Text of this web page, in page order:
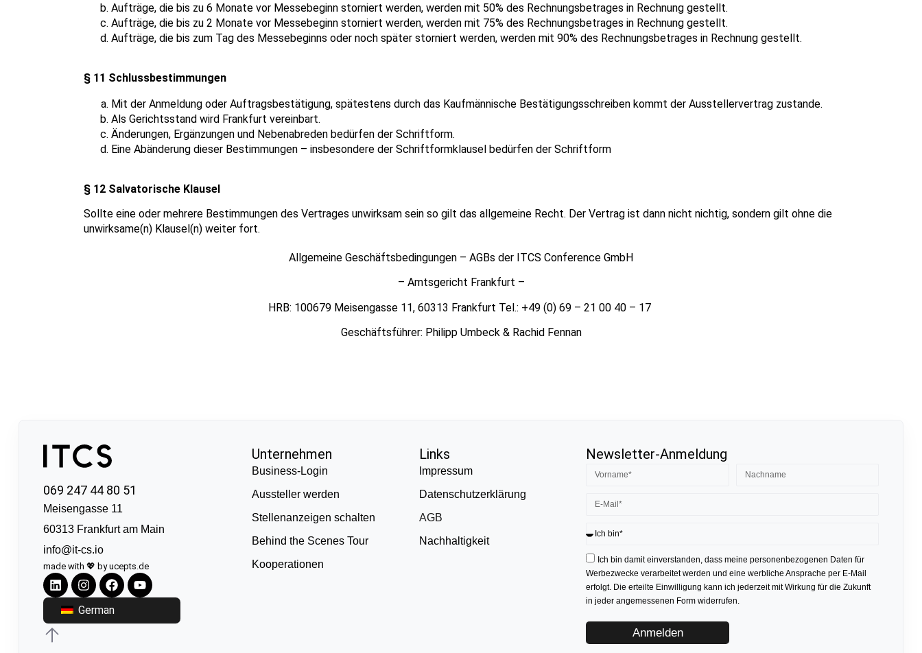
Aufträge, die bis zu 6 Monate vor Messebeginn storniert werden, werden mit 50% des Rechnungsbetrages in Rechnung gestellt.
Aufträge, die bis zu 2 Monate vor Messebeginn storniert werden, werden mit 75% des Rechnungsbetrages in Rechnung gestellt.
Aufträge, die bis zum Tag des Messebeginns oder noch später storniert werden, werden mit 90% des Rechnungsbetrages in Rechnung gestellt.
§ 11 Schlussbestimmungen
Mit der Anmeldung oder Auftragsbestätigung, spätestens durch das Kaufmännische Bestätigungsschreiben kommt der Ausstellervertrag zustande.
Als Gerichtsstand wird Frankfurt vereinbart.
Änderungen, Ergänzungen und Nebenabreden bedürfen der Schriftform.
Eine Abänderung dieser Bestimmungen – insbesondere der Schriftformklausel bedürfen der Schriftform
§ 12 Salvatorische Klausel
Sollte eine oder mehrere Bestimmungen des Vertrages unwirksam sein so gilt das allgemeine Recht. Der Vertrag ist dann nicht nichtig, sondern gilt ohne die
unwirksame(n) Klausel(n) weiter fort.
Allgemeine Geschäftsbedingungen – AGBs der ITCS Conference GmbH
– Amtsgericht Frankfurt –
HRB: 100679 Meisengasse 11, 60313 Frankfurt Tel.: +49 (0) 69 – 21 00 40 – 17
Geschäftsführer: Philipp Umbeck & Rachid Fennan
069 247 44 80 51
Meisengasse 11
60313 Frankfurt am Main
info@it-cs.io
made with 💖 by ucepts.de
German
Unternehmen
Business-Login
Aussteller werden
Stellenanzeigen schalten
Behind the Scenes Tour
Kooperationen
Links
Impressum
Datenschutzerklärung
AGB
Nachhaltigkeit
Newsletter-Anmeldung
Ich bin damit einverstanden, dass meine personenbezogenen Daten für
Werbezwecke verarbeitet werden und eine werbliche Ansprache per E-Mail
erfolgt. Die erteilte Einwilligung kann ich jederzeit mit Wirkung für die Zukunft
in jeder angemessenen Form widerrufen.
Anmelden